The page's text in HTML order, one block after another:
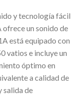
y tecnología fácil
un sonido de
está equipado con
vatios e incluye un
óptimo en
a calidad de
salida de